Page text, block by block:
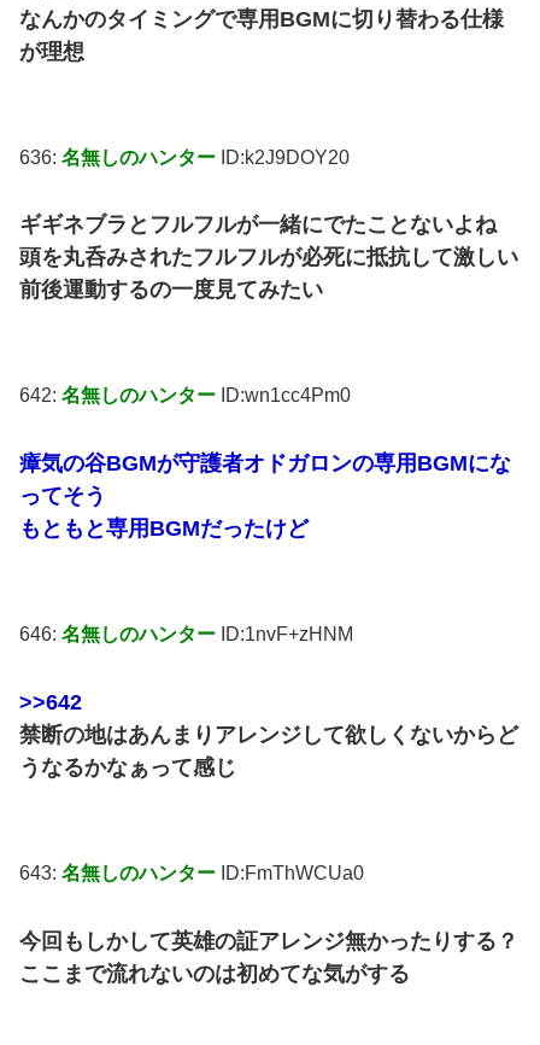
なんかのタイミングで専用BGMに切り替わる仕様
が理想
636: 名無しのハンター ID:k2J9DOY20
ギギネブラとフルフルが一緒にでたことないよね
頭を丸呑みされたフルフルが必死に抵抗して激しい
前後運動するの一度見てみたい
642: 名無しのハンター ID:wn1cc4Pm0
瘴気の谷BGMが守護者オドガロンの専用BGMにな
ってそう
もともと専用BGMだったけど
646: 名無しのハンター ID:1nvF+zHNM
>>642
禁断の地はあんまりアレンジして欲しくないからど
うなるかなぁって感じ
643: 名無しのハンター ID:FmThWCUa0
今回もしかして英雄の証アレンジ無かったりする？
ここまで流れないのは初めてな気がする